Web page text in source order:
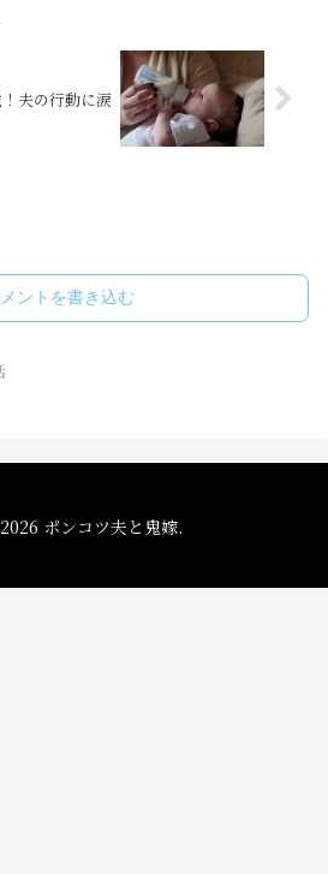
夫の行動に涙
ントを書き込む
ポンコツ夫と鬼嫁.